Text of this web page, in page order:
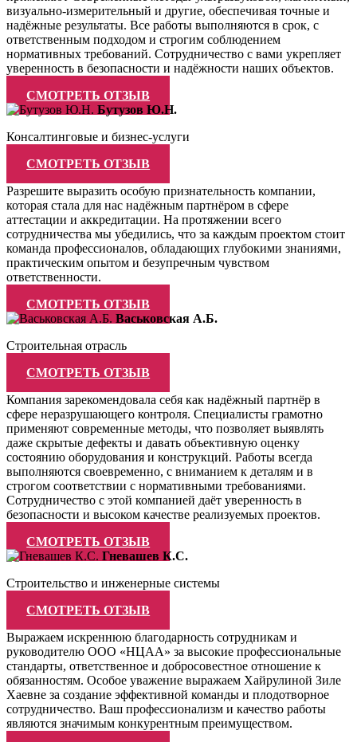
визуально-измерительный и другие, обеспечивая точные и
надёжные результаты. Все работы выполняются в срок, с
ответственным подходом и строгим соблюдением
нормативных требований. Сотрудничество с вами укрепляет
уверенность в безопасности и надёжности наших объектов.
СМОТРЕТЬ ОТЗЫВ
Бутузов Ю.Н.
Консалтинговые и бизнес-услуги
СМОТРЕТЬ ОТЗЫВ
Разрешите выразить особую признательность компании,
которая стала для нас надёжным партнёром в сфере
аттестации и аккредитации. На протяжении всего
сотрудничества мы убедились, что за каждым проектом стоит
команда профессионалов, обладающих глубокими знаниями,
практическим опытом и безупречным чувством
ответственности.
СМОТРЕТЬ ОТЗЫВ
Васьковская А.Б.
Строительная отрасль
СМОТРЕТЬ ОТЗЫВ
Компания зарекомендовала себя как надёжный партнёр в
сфере неразрушающего контроля. Специалисты грамотно
применяют современные методы, что позволяет выявлять
даже скрытые дефекты и давать объективную оценку
состоянию оборудования и конструкций. Работы всегда
выполняются своевременно, с вниманием к деталям и в
строгом соответствии с нормативными требованиями.
Сотрудничество с этой компанией даёт уверенность в
безопасности и высоком качестве реализуемых проектов.
СМОТРЕТЬ ОТЗЫВ
Гневашев К.С.
Строительство и инженерные системы
СМОТРЕТЬ ОТЗЫВ
Выражаем искреннюю благодарность сотрудникам и
руководителю ООО «НЦАА» за высокие профессиональные
стандарты, ответственное и добросовестное отношение к
обязанностям. Особое уважение выражаем Хайрулиной Зиле
Хаевне за создание эффективной команды и плодотворное
сотрудничество. Ваш профессионализм и качество работы
являются значимым конкурентным преимуществом.